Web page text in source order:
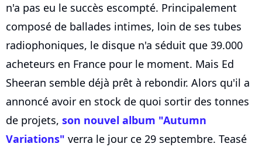
n'a pas eu le succès escompté. Principalement
composé de ballades intimes, loin de ses tubes
radiophoniques, le disque n'a séduit que 39.000
acheteurs en France pour le moment. Mais Ed
Sheeran semble déjà prêt à rebondir. Alors qu'il a
annoncé avoir en stock de quoi sortir des tonnes
de projets, son nouvel album "Autumn
Variations" verra le jour ce 29 septembre. Teasé